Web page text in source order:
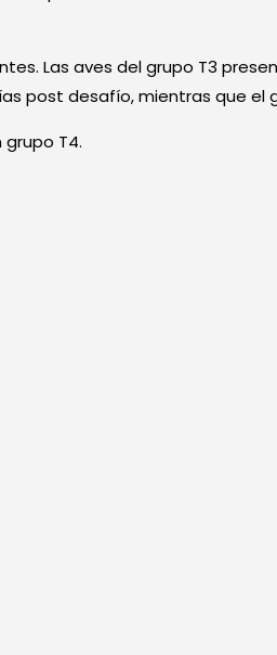
Las aves del grupo T3
post desafío, mientras que el
T4.